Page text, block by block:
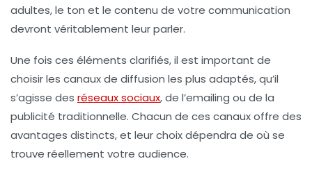
adultes, le ton et le contenu de votre communication
devront véritablement leur parler.
Une fois ces éléments clarifiés, il est important de
choisir les canaux de diffusion les plus adaptés, qu’il
s’agisse des réseaux sociaux, de l’emailing ou de la
publicité traditionnelle. Chacun de ces canaux offre des
avantages distincts, et leur choix dépendra de où se
trouve réellement votre audience.